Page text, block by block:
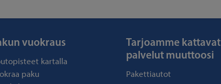
vuokraus
kartalla
paku
Tarjoamme kattavat
palvelut muuttoosi
Pakettiautot